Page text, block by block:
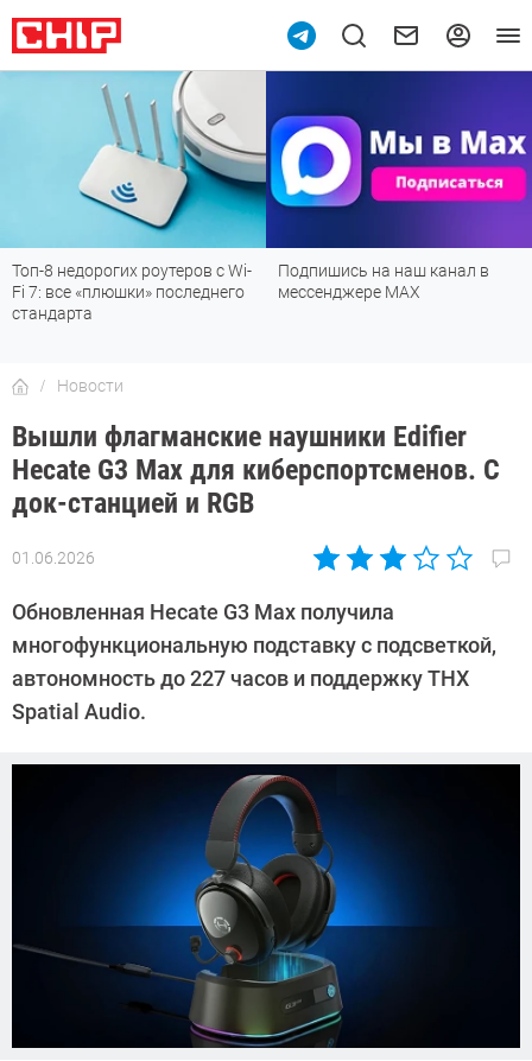
Топ-8 недорогих роутеров с Wi-
Fi 7: все «плюшки» последнего
стандарта
Подпишись на наш канал в
мессенджере МАХ
Новости
Вышли флагманские наушники Edifier
Hecate G3 Max для киберспортсменов. С
док-станцией и RGB
01.06.2026
Автор:
Довлатова
Обновленная Hecate G3 Max получила
многофункциональную подставку с подсветкой,
автономность до 227 часов и поддержку THX
Spatial Audio.